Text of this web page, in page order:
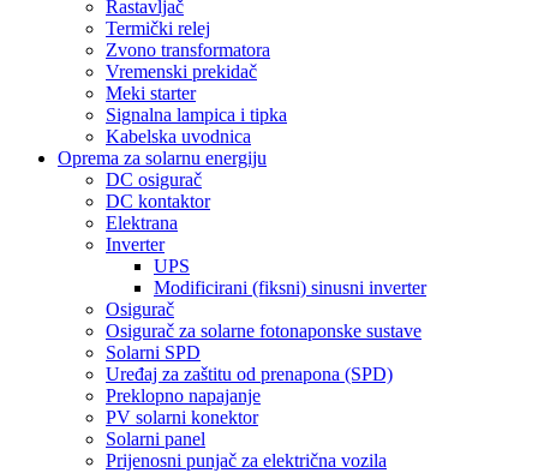
Rastavljač
Termički relej
Zvono transformatora
Vremenski prekidač
Meki starter
Signalna lampica i tipka
Kabelska uvodnica
Oprema za solarnu energiju
DC osigurač
DC kontaktor
Elektrana
Inverter
UPS
Modificirani (fiksni) sinusni inverter
Osigurač
Osigurač za solarne fotonaponske sustave
Solarni SPD
Uređaj za zaštitu od prenapona (SPD)
Preklopno napajanje
PV solarni konektor
Solarni panel
Prijenosni punjač za električna vozila